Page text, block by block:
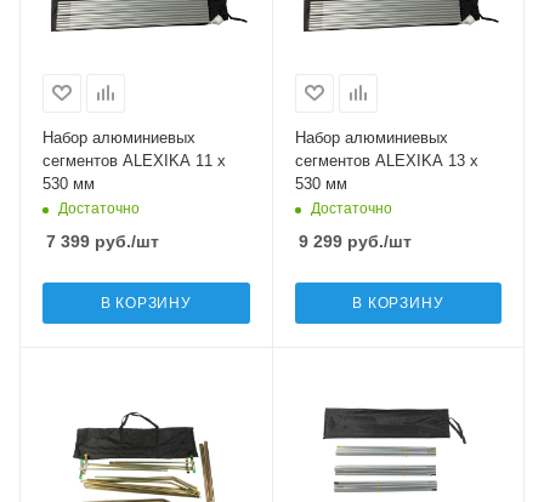
Набор алюминиевых
сегментов ALEXIKA 11 x
530 мм
Достаточно
7 399 руб./шт
В КОРЗИНУ
Набор алюминиевых
сегментов ALEXIKA 13 x
530 мм
Достаточно
9 299руб./шт
В КОРЗИНУ